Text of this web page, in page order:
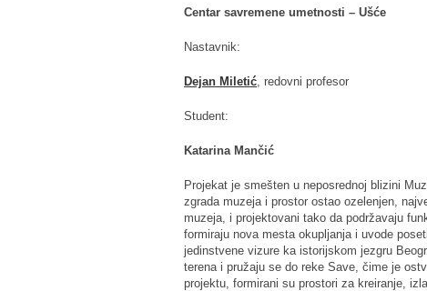
Centar savremene umetnosti – Ušće
Nastavnik:
Dejan Miletić, redovni profesor
Student:
Katarina Mančić
Projekat je smešten u neposrednoj blizini
zgrada muzeja i prostor ostao ozelenjen,
muzeja, i projektovani tako da podržavaju
formiraju nova mesta okupljanja i uvode
jedinstvene vizure ka istorijskom jezgru
terena i pružaju se do reke Save, čime je
projektu, formirani su prostori za kreiranje,